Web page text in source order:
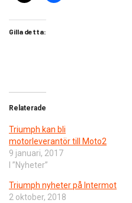
Gilla detta:
Relaterade
Triumph kan bli
motorleverantör till Moto2
9 januari, 2017
I ”Nyheter”
Triumph nyheter på Intermot
2 oktober, 2018